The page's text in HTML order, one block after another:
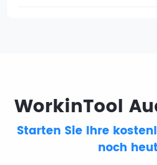
WorkinTool
Starten Sie Ihre
noch